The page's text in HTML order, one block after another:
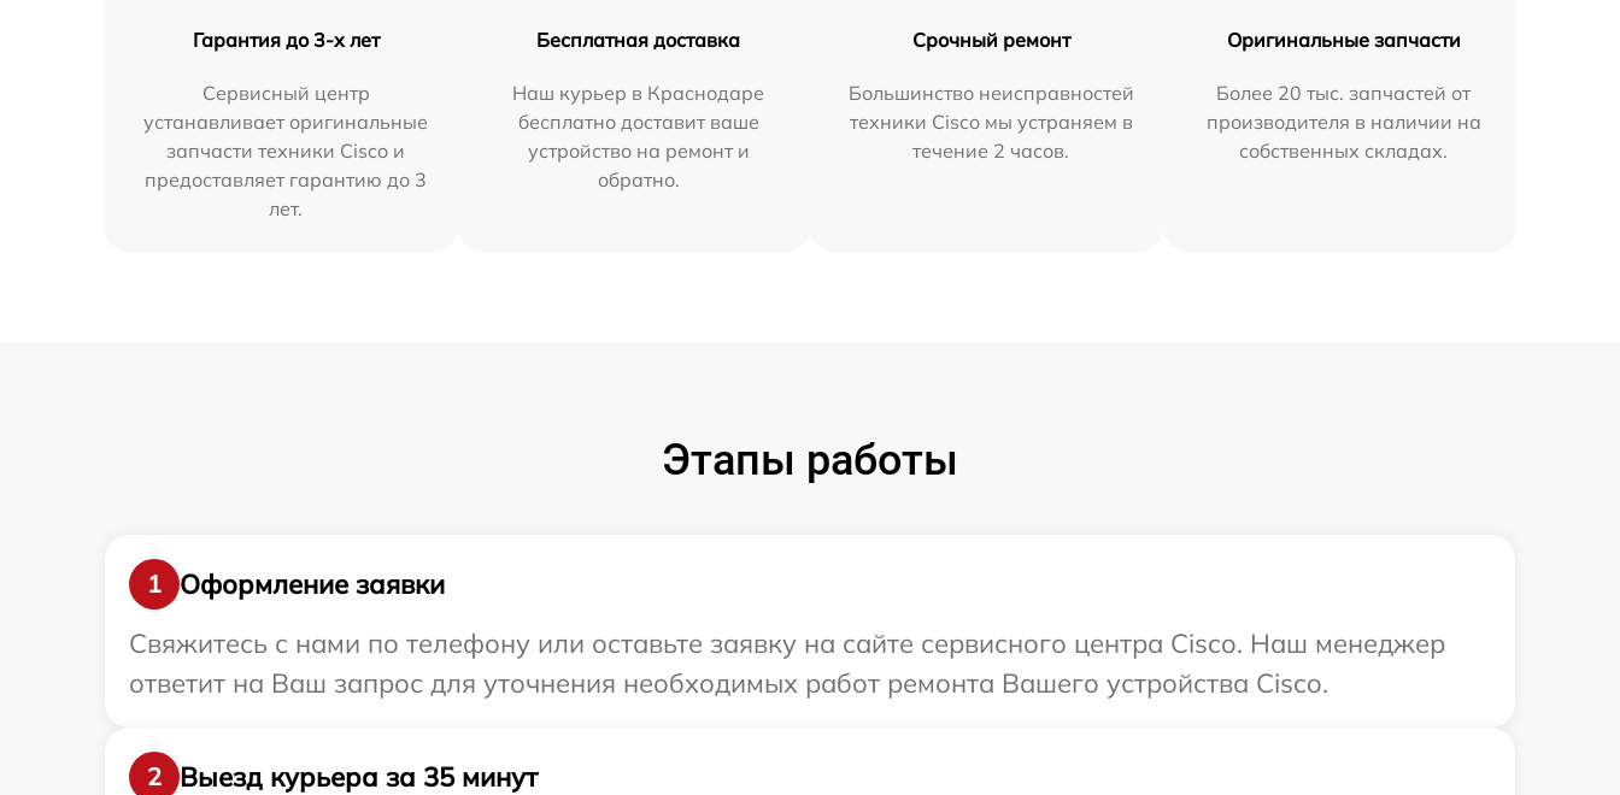
Гарантия до 3-х лет
Сервисный центр
устанавливает оригинальные
запчасти техники Cisco и
предоставляет гарантию до 3
лет.
Бесплатная доставка
Наш курьер в Краснодаре
бесплатно доставит ваше
устройство на ремонт и
обратно.
Срочный ремонт
Большинство неисправностей
техники Cisco мы устраняем в
течение 2 часов.
Оригинальные запчасти
Более 20 тыс. запчастей от
производителя в наличии на
собственных складах.
Этапы работы
1
Оформление заявки
Свяжитесь с нами по телефону или оставьте заявку на сайте сервисного центра Cisco. Наш менеджер
ответит на Ваш запрос для уточнения необходимых работ ремонта Вашего устройства Cisco.
2
Выезд курьера за 35 минут